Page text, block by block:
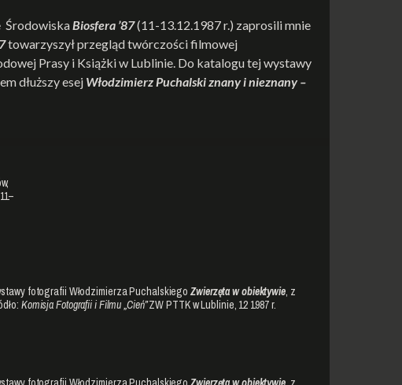
ŚrodowiskaBiosfera ’87(11-13.12.1987 r.) zaprosili mnie
towarzyszył przegląd twórczości filmowej
Prasy i Książki w Lublinie. Do katalogu tej wystawy
dłuższy esej Włodzimierz Puchalski znany i nieznany –
fotografii Włodzimierza PuchalskiegoZwierzęta w obiektywie, z
Komisja Fotografii i Filmu „Cień”ZW PTTK w Lublinie, 12 1987 r.